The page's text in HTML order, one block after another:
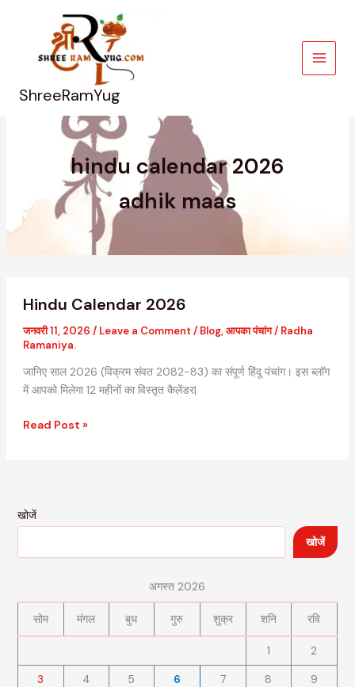
ShreeRamYug
hindu calendar 2026
adhik maas
Hindu Calendar 2026
जनवरी 11, 2026 / Leave a Comment / Blog,आपका पंचांग/ Radha
Ramaniya.
जानिए साल 2026 (विक्रम संवत 2082-83) का संपूर्ण हिंदू पंचांग। इस ब्लॉग
में आपको मिलेगा 12 महीनों का विस्तृत कैलेंडर|
Calendar
2026
Read Post »
खोजें
खोजें
अगस्त 2026
सोम मंगल बुध गुरु शुक्र शनि रवि
1
2
3
4 5 6 7 8 9